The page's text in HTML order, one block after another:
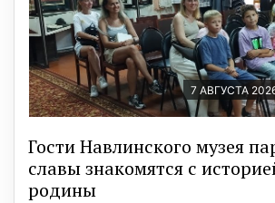
7 АВГУСТА
Гости Навлинского музея
славы знакомятся с
родины